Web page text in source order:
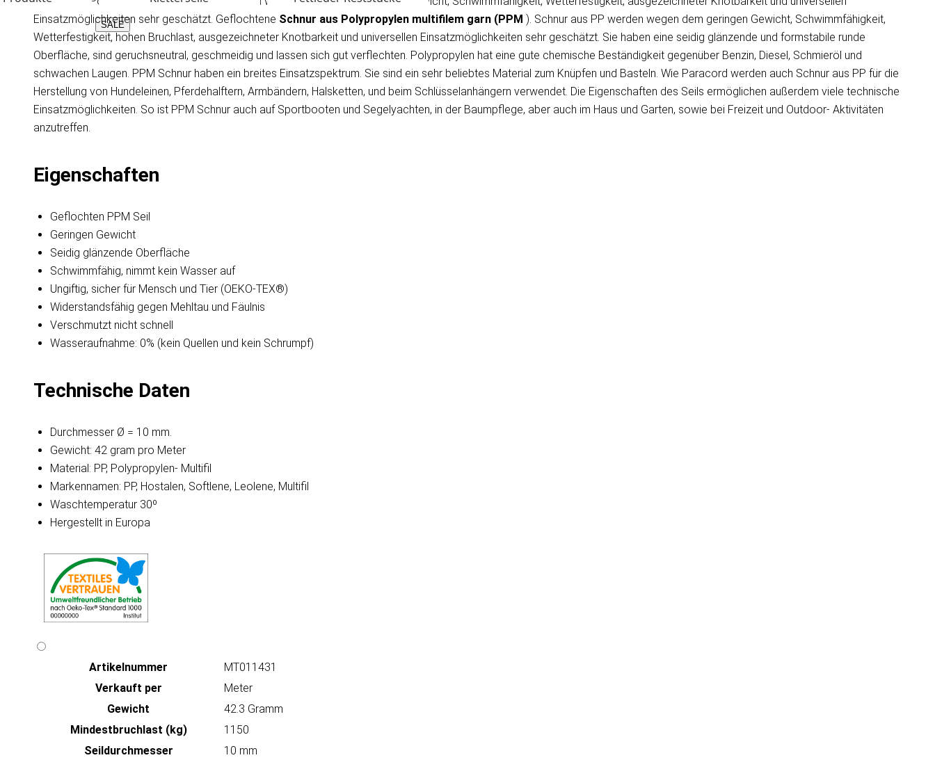
SALE
Einsatzmöglichkeiten sehr geschätzt. Geflochtene Schnur aus Polypropylen multifilem garn (PPM ). Schnur aus PP werden wegen dem geringen Gewicht, Schwimmfähigkeit,
Wetterfestigkeit, hohen Bruchlast, ausgezeichneter Knotbarkeit und universellen Einsatzmöglichkeiten sehr geschätzt. Sie haben eine seidig glänzende und formstabile runde
Oberfläche, sind geruchsneutral, geschmeidig und lassen sich gut verflechten. Polypropylen hat eine gute chemische Beständigkeit gegenüber Benzin, Diesel, Schmieröl und
schwachen Laugen. PPM Schnur haben ein breites Einsatzspektrum. Sie sind ein sehr beliebtes Material zum Knüpfen und Basteln. Wie Paracord werden auch Schnur aus PP für die
Herstellung von Hundeleinen, Pferdehalftern, Armbändern, Halsketten, und beim Schlüsselanhängern verwendet. Die Eigenschaften des Seils ermöglichen außerdem viele technische
Einsatzmöglichkeiten. So ist PPM Schnur auch auf Sportbooten und Segelyachten, in der Baumpflege, aber auch im Haus und Garten, sowie bei Freizeit und Outdoor- Aktivitäten
anzutreffen.
Eigenschaften
Geflochten PPM Seil
Geringen Gewicht
Seidig glänzende Oberfläche
Schwimmfähig, nimmt kein Wasser auf
Ungiftig, sicher für Mensch und Tier (OEKO-TEX®)
Widerstandsfähig gegen Mehltau und Fäulnis
Verschmutzt nicht schnell
Wasseraufnahme: 0% (kein Quellen und kein Schrumpf)
Technische Daten
Durchmesser Ø = 10 mm.
Gewicht: 42 gram pro Meter
Material: PP, Polypropylen- Multifil
Markennamen: PP, Hostalen, Softlene, Leolene, Multifil
Waschtemperatur 30º
Hergestellt in Europa
Artikeln‌ummer
MT011431
Verkauft per
Meter
Gewicht
42.3 Gramm
Mindestbruchlast (kg)
1150
Seildurchmesser
10 mm